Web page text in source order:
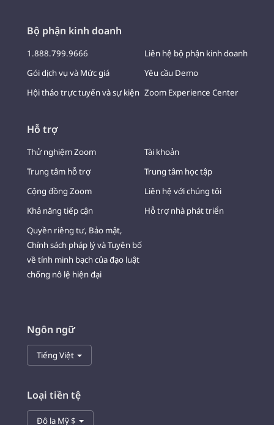
Bộ phận kinh doanh
1.888.799.9666
Liên hệ bộ phận kinh doanh
Gói dịch vụ và Mức giá
Yêu cầu Demo
Hội thảo trực tuyến và sự kiện Zoom Experience Center
Hỗ trợ
Thử nghiệm Zoom
Tài khoản
Trung tâm hỗ trợ
Trung tâm học tập
Cộng đồng Zoom
Liên hệ với chúng tôi
Khả năng tiếp cận
Hỗ trợ nhà phát triển
Quyền riêng tư, Bảo mật,
Chính sách pháp lý và Tuyên bố
về tính minh bạch của đạo luật
chống nô lệ hiện đại
Ngôn ngữ
Tiếng Việt
Loại tiền tệ
Đô la Mỹ $